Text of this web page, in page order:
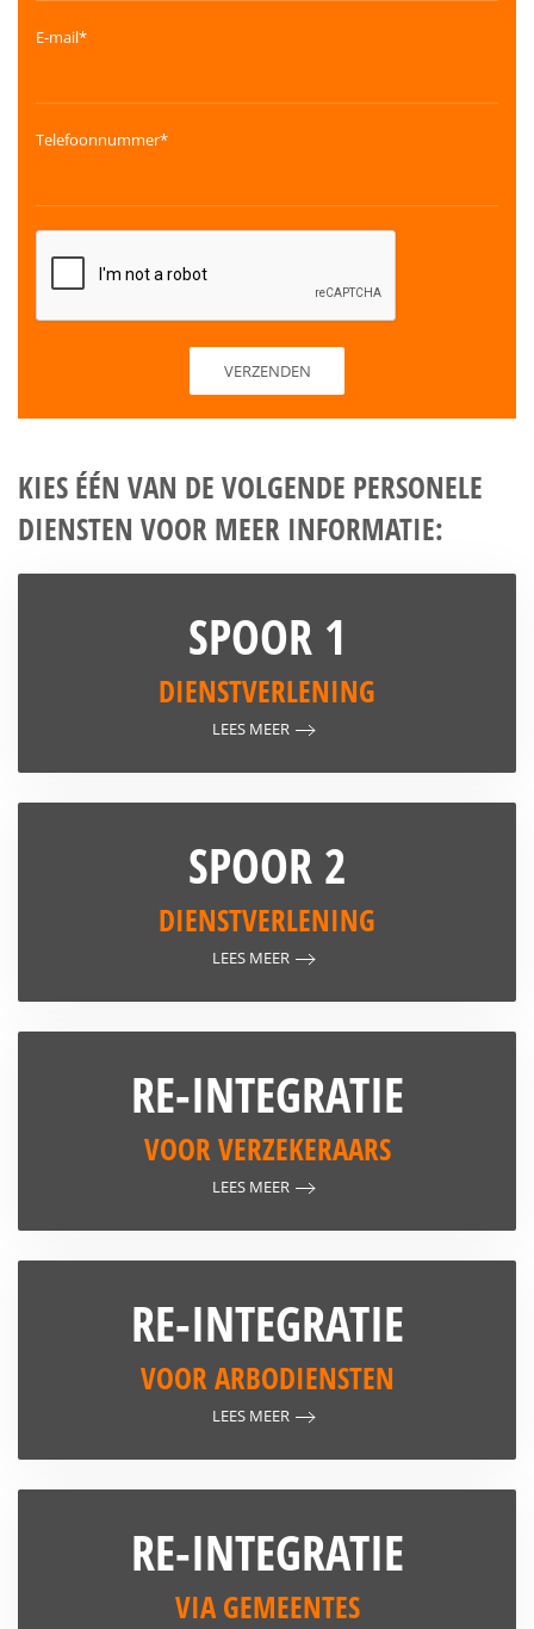
E-mail*
Telefoonnummer*
KIES ÉÉN VAN DE VOLGENDE PERSONELE
DIENSTEN VOOR MEER INFORMATIE:
SPOOR 1
DIENSTVERLENING
LEES MEER
SPOOR 2
DIENSTVERLENING
LEES MEER
RE-INTEGRATIE
VOOR VERZEKERAARS
LEES MEER
RE-INTEGRATIE
VOOR ARBODIENSTEN
LEES MEER
RE-INTEGRATIE
VIA GEMEENTES